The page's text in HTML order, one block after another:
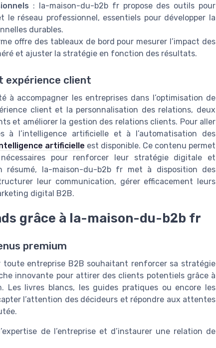
: la-maison-du-b2b fr propose des outils pour
réseau professionnel, essentiels pour développer la
durables.
offre des tableaux de bord pour mesurer l’impact des
et ajuster la stratégie en fonction des résultats.
expérience client
accompagner les entreprises dans l’optimisation de
client et la personnalisation des relations, deux
et améliorer la gestion des relations clients. Pour aller
l’intelligence artificielle et à l’automatisation des
artificielle est disponible. Ce contenu permet
pour renforcer leur stratégie digitale et
résumé, la-maison-du-b2b fr met à disposition des
leur communication, gérer efficacement leurs
digital B2B.
grâce à la-maison-du-b2b fr
premium
entreprise B2B souhaitant renforcer sa stratégie
innovante pour attirer des clients potentiels grâce à
livres blancs, les guides pratiques ou encore les
l’attention des décideurs et répondre aux attentes
de l’entreprise et d’instaurer une relation de